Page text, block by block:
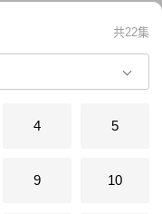
师弟李国毅饰演戏中的偶
位偶像男明星，因和田中
出片计画也暂停，这些情
为戏中这位偶像明星大头
共22集
4 5
9 10